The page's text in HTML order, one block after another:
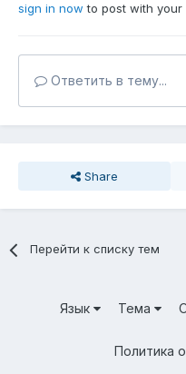
sign in now to post with your
Ответить в тему...
Share
Перейти к списку тем
Язык Тема
Политика